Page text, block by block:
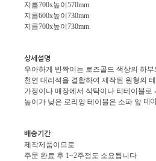
지름700x높이570mm
지름600x높이730mm
지름700x높이730mm
상세설명
우아하게 반짝이는 로즈골드 색상의 하부
천연 대리석을 결합하여 제작된 원형의
가정이나 매장에서 식탁이나 티테이블로
높이가 낮은 로리앙 테이블은 소파 앞 테
배송기간
제작제품이므로
주문 완료 후 1~2주정도 소요됩니다